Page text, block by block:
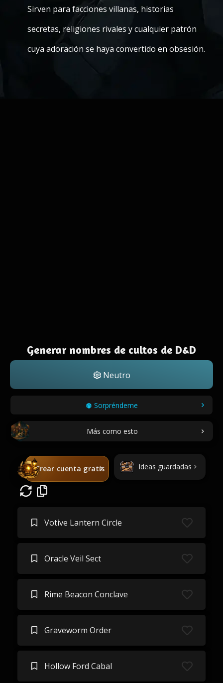
Sirven para facciones villanas, historias
secretas, religiones rivales y cualquier patrón
cuya adoración se haya convertido en obsesión.
Generar nombres de cultos de D&D
Neutro
Sorpréndeme
Más como esto
Crear cuenta gratis Ideas guardadas
Votive Lantern Circle
Oracle Veil Sect
Rime Beacon Conclave
Graveworm Order
Hollow Ford Cabal